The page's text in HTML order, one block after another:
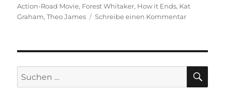
am
Action-Road Movie, Forest Whitaker, How it Ends, Kat
Graham,Theo James Schreibe einen Kommentarzu
Suchen
nach: